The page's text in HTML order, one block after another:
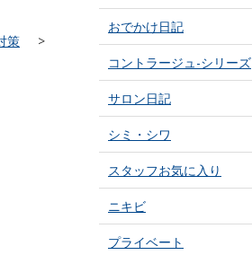
策
おでかけ日記
コントラージュ-シリーズ
サロン日記
シミ・シワ
スタッフお気に入り
ニキビ
プライベート